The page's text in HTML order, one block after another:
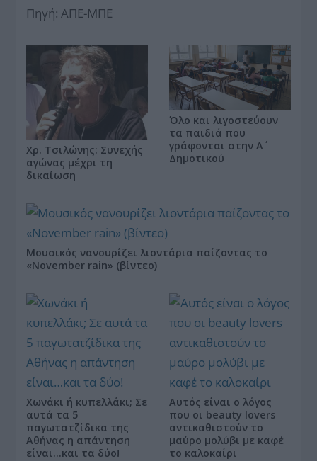
Πηγή: ΑΠΕ-ΜΠΕ
Χρ. Τσιλώνης: Συνεχής
αγώνας μέχρι τη
δικαίωση
Όλο και λιγοστεύουν
τα παιδιά που
γράφονται στην Α΄
Δημοτικού
Μουσικός νανουρίζει λιοντάρια παίζοντας το
«November rain» (βίντεο)
Χωνάκι ή κυπελλάκι; Σε
αυτά τα 5
παγωτατζίδικα της
Αθήνας η απάντηση
είναι…και τα δύο!
Αυτός είναι ο λόγος
που οι beauty lovers
αντικαθιστούν το
μαύρο μολύβι με καφέ
το καλοκαίρι